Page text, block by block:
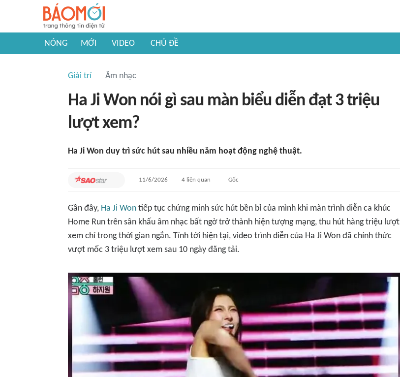
NÓNG MỚI VIDEO CHỦ ĐỀ
Giải trí Âm nhạc
Ha Ji Won nói gì sau màn biểu diễn đạt 3 triệu
lượt xem?
Ha Ji Won duy trì sức hút sau nhiều năm hoạt động nghệ thuật.
11/6/2026 4liên quan Gốc
Gần đây, Ha Ji Won tiếp tục chứng minh sức hút bền bỉ của mình khi màn trình diễn ca khúc
Home Run trên sân khấu âm nhạc bất ngờ trở thành hiện tượng mạng, thu hút hàng triệu lượt
xem chỉ trong thời gian ngắn. Tính tới hiện tại, video trình diễn của Ha Ji Won đã chính thức
vượt mốc 3 triệu lượt xem sau 10 ngày đăng tải.